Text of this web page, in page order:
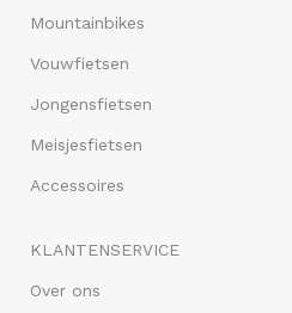
Mountainbikes
Vouwfietsen
Jongensfietsen
Meisjesfietsen
Accessoires
KLANTENSERVICE
Over ons